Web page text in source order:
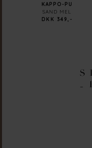
KAPPO-PU
SAND MEL
DKK 349,-